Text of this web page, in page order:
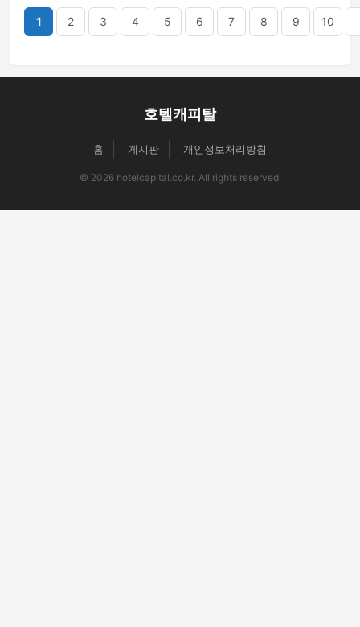
1 2 3 4 5 6 7 8 9 10
호텔캐피탈
홈 게시판 개인정보처리방침
© 2026 hotelcapital.co.kr. All rights reserved.